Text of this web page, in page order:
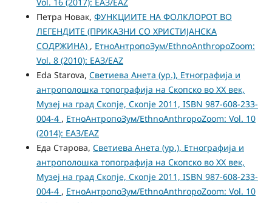
Петра Новак, ФУНКЦИИТЕ НА ФОЛКЛОРОТ ВО
ЛЕГЕНДИТЕ (ПРИКАЗНИ СО ХРИСТИЈАНСКА
СОДРЖИНА) , ЕтноАнтропоЗум/EthnoAnthropoZoom:
Vol. 8 (2010): ЕАЗ/EAZ
Eda Starova, Светиева Анета (ур.), Етнографија и
антрополошка топографија на Скопско во XX век,
Музеј на град Скопје, Скопје 2011, ISBN 987-608-233-
004-4 , ЕтноАнтропоЗум/EthnoAnthropoZoom: Vol. 10
(2014): ЕАЗ/EAZ
Еда Старова, Светиева Анета (ур.), Етнографија и
антрополошка топографија на Скопско во XX век,
Музеј на град Скопје, Скопје 2011, ISBN 987-608-233-
004-4 , ЕтноАнтропоЗум/EthnoAnthropoZoom: Vol. 10